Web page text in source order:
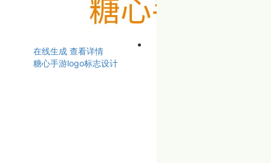
在线生成 查看详情
糖心手游logo标志设计